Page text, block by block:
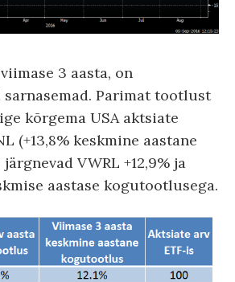
3 aasta, on
Parimat tootlust
kõrgema USA aktsiate
(+13,8% keskmine aastane
VWRL +12,9% ja
aastase kogutootlusega.